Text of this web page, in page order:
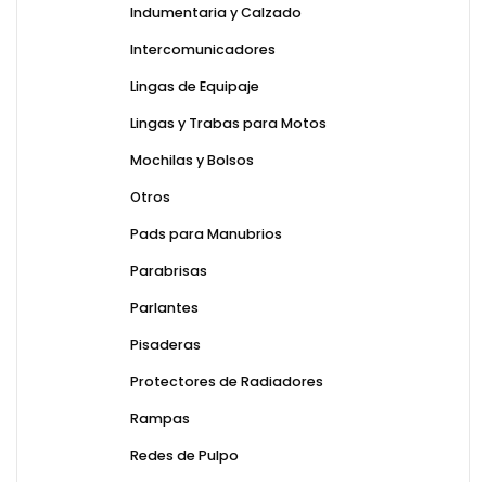
Indumentaria y Calzado
Intercomunicadores
Lingas de Equipaje
Lingas y Trabas para Motos
Mochilas y Bolsos
Otros
Pads para Manubrios
Parabrisas
Parlantes
Pisaderas
Protectores de Radiadores
Rampas
Redes de Pulpo